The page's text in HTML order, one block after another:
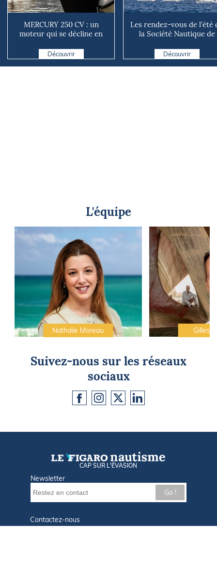
MERCURY 250 CV : un
moteur qui se décline en
Découvrir
Les rendez-vous de l’été
la Société Nautique de
Découvrir
L'équipe
Nathalie Moreau Gilles
Suivez-nous sur les réseaux
sociaux
CAP SUR L'ÉVASION
Newsletter
Go !
Contactez-nous